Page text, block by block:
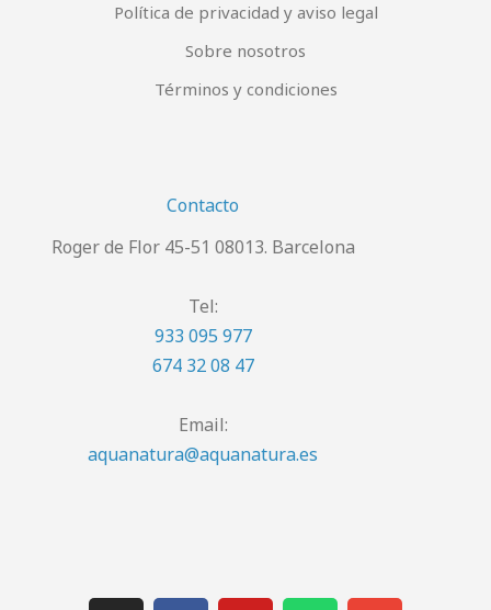
Política de privacidad y aviso legal
Sobre nosotros
Términos y condiciones
Contacto
Roger de Flor 45-51 08013. Barcelona
Tel:
933 095 977
674 32 08 47
Email:
aquanatura@aquanatura.es